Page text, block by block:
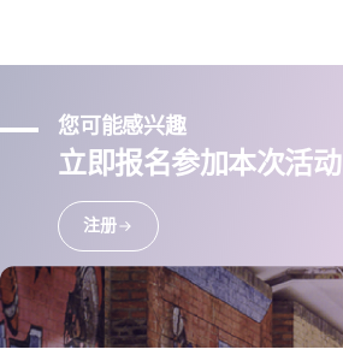
您可能感兴趣
立即报名参加本次活动
注册